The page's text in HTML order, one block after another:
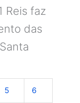
Reis faz
das
5 6